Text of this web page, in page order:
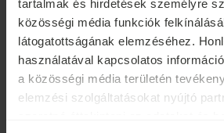
tartalmak és hirdetések személyre
közösségi média funkciók
látogatottságának elemzéséhez.
használatával kapcsolatos
a közösségi média területén
elemzési szolgáltatásokat nyújtó
Butterfly
Mariánské Lázně, Czech